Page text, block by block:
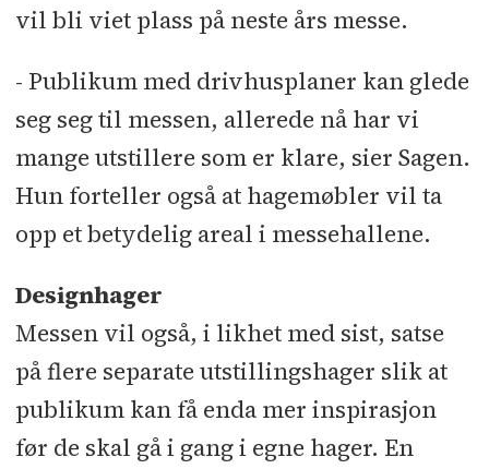
vil bli viet plass på neste års messe.
- Publikum med drivhusplaner kan glede
seg seg til messen, allerede nå har vi
mange utstillere som er klare, sier Sagen.
Hun forteller også at hagemøbler vil ta
opp et betydelig areal i messehallene.
Designhager
Messen vil også, i likhet med sist, satse
på flere separate utstillingshager slik at
publikum kan få enda mer inspirasjon
før de skal gå i gang i egne hager. En